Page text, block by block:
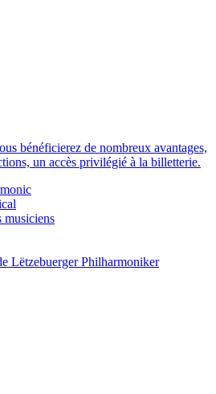
bénéficierez de nombreux avantages,
un accès privilégié à la billetterie.
musiciens
Lëtzebuerger Philharmoniker